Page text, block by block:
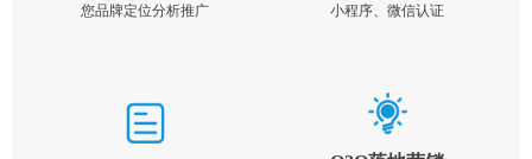
您品牌定位分析推广
小程序、微信认证